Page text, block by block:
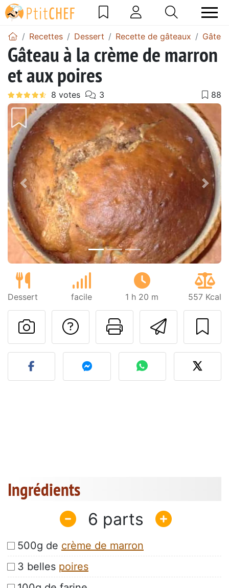
Recettes Dessert Recette de gâteaux
Gâteau à la crème de marron
et aux poires
Précédent
Dessert facile 1 h 20 m 557 Kcal
Imprimer
Poser une
Publier votre photo de
Ingrédients
6
500g de crème de marron
3 belles poires